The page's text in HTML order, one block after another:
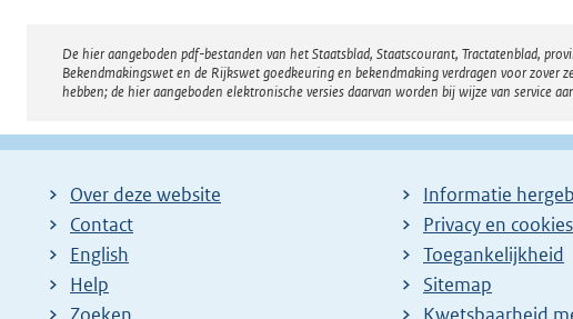
Disclaimer
De hier aangeboden pdf-bestanden van het Staatsblad, Staatscourant, Tractatenblad,
Bekendmakingswet en de Rijkswet goedkeuring en bekendmaking verdragen voor
hebben; de hier aangeboden elektronische versies daarvan worden bij wijze van service
Over deze website
Contact
English
Help
Zoeken
Informatie
Privacy en cookies
Toegankelijkheid
Sitemap
E
Kwetsbaarheid